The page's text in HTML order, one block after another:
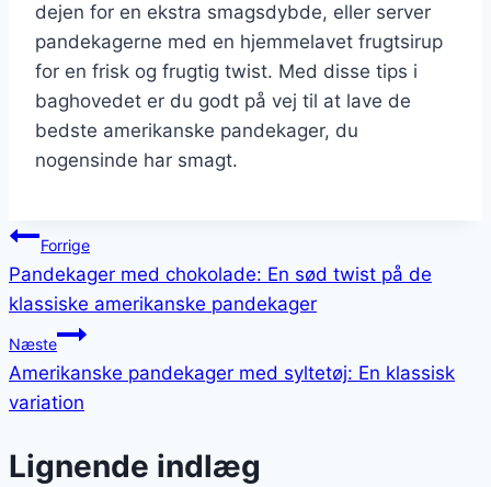
dejen for en ekstra smagsdybde, eller server
pandekagerne med en hjemmelavet frugtsirup
for en frisk og frugtig twist. Med disse tips i
baghovedet er du godt på vej til at lave de
bedste amerikanske pandekager, du
nogensinde har smagt.
Indlægsnavigation
Forrige
Pandekager med chokolade: En sød twist på de
klassiske amerikanske pandekager
Næste
Amerikanske pandekager med syltetøj: En klassisk
variation
Lignende indlæg